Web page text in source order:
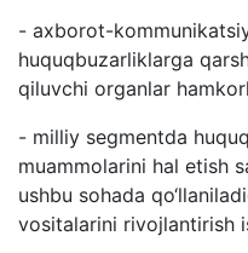
- axborot-
huquqbuzarliklarga
qiluvchi organlar
- milliy segmentda
muammolarini hal etish
ushbu sohada
vositalarini rivojlantirish